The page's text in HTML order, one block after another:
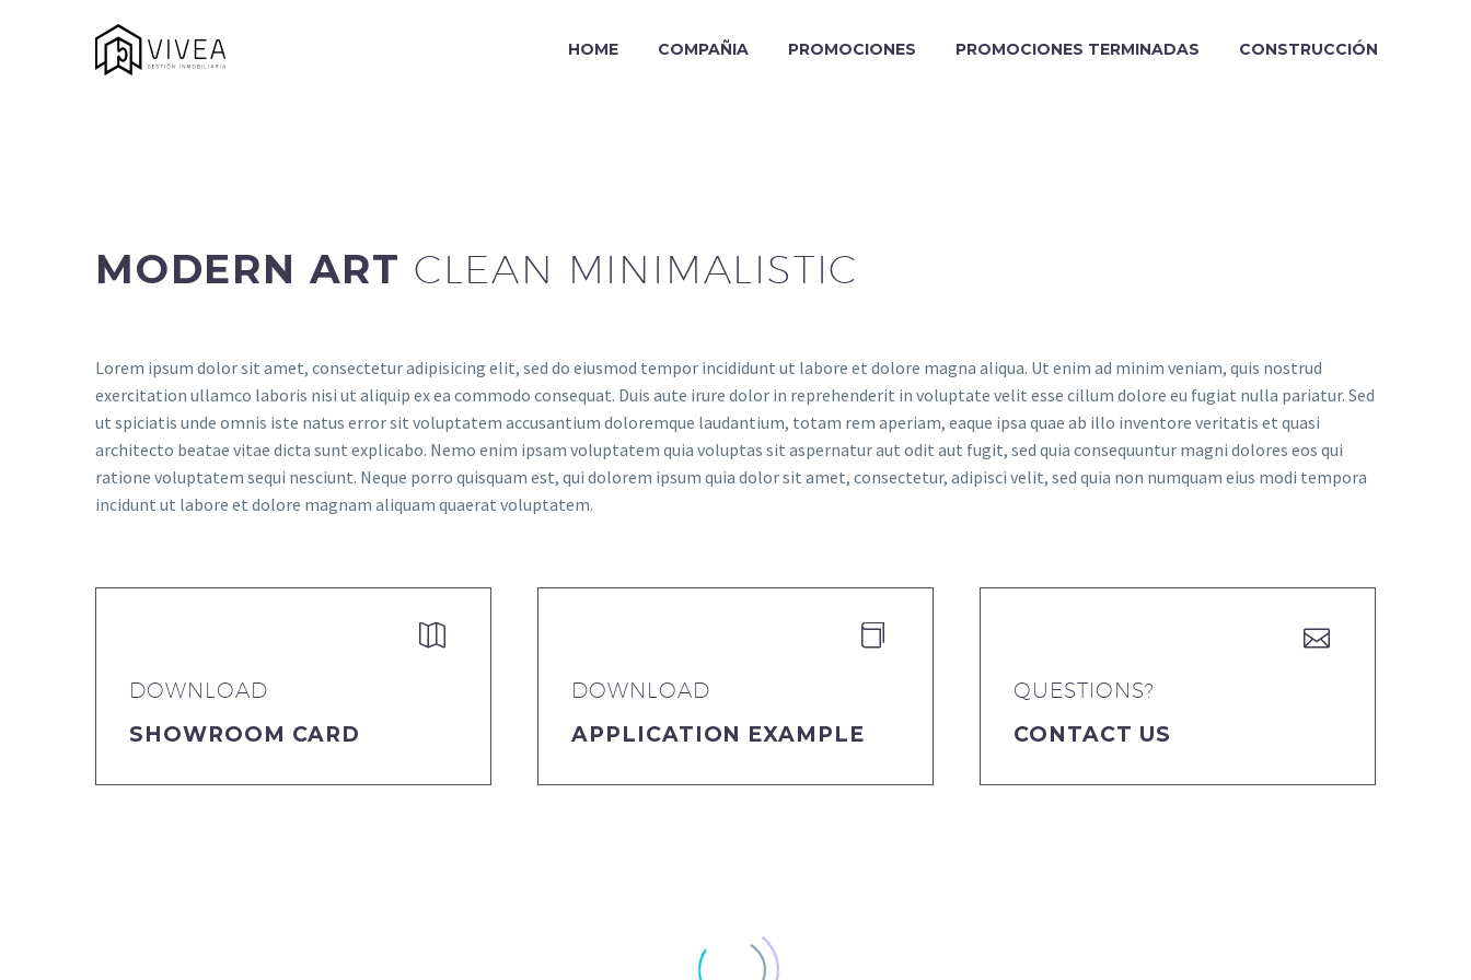
HOME COMPAÑIA PROMOCIONES PROMOCIONES TERMINADAS CONSTRUCCIÓN
MODERN ART CLEAN MINIMALISTIC
Lorem ipsum dolor sit amet, consectetur adipisicing elit, sed do eiusmod tempor incididunt ut labore et dolore magna aliqua. Ut enim ad minim veniam, quis nostrud
exercitation ullamco laboris nisi ut aliquip ex ea commodo consequat. Duis aute irure dolor in reprehenderit in voluptate velit esse cillum dolore eu fugiat nulla pariatur. Sed
ut spiciatis unde omnis iste natus error sit voluptatem accusantium doloremque laudantium, totam rem aperiam, eaque ipsa quae ab illo inventore veritatis et quasi
architecto beatae vitae dicta sunt explicabo. Nemo enim ipsam voluptatem quia voluptas sit aspernatur aut odit aut fugit, sed quia consequuntur magni dolores eos qui
ratione voluptatem sequi nesciunt. Neque porro quisquam est, qui dolorem ipsum quia dolor sit amet, consectetur, adipisci velit, sed quia non numquam eius modi tempora
incidunt ut labore et dolore magnam aliquam quaerat voluptatem.


DOWNLOAD
SHOWROOM CARD


DOWNLOAD
APPLICATION EXAMPLE


QUESTIONS?
CONTACT US